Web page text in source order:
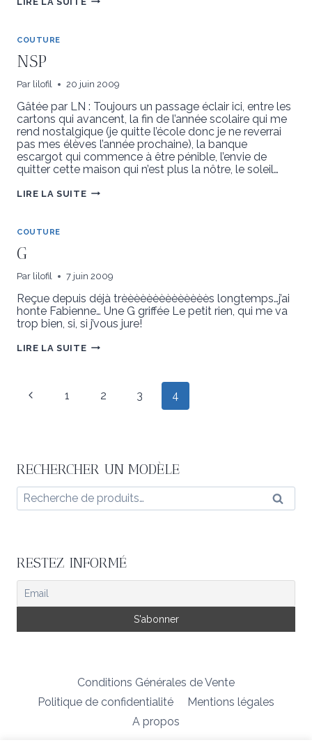
COUTURE
NSP
Par lilofil 20 juin 2009
Gâtée par LN : Toujours un passage éclair ici, entre les
cartons qui avancent, la fin de l’année scolaire qui me
rend nostalgique (je quitte l’école donc je ne reverrai
pas mes élèves l’année prochaine), la banque
escargot qui commence à être pénible, l’envie de
quitter cette maison qui n’est plus la nôtre, le soleil…
LIRE LA SUITENSP
COUTURE
G
Par lilofil 7 juin 2009
Reçue depuis déjà trèèèèèèèèèèèèèès longtemps…j’ai
honte Fabienne… Une G griffée Le petit rien, qui me va
trop bien, si, si j’vous jure!
LIRE LA SUITEG
Navigation
Page
1 2 3 4
RECHERCHER UN MODÈLE
Recherche
pour :
RESTEZ INFORMÉ
Conditions Générales de Vente
Politique de confidentialité
Mentions légales
A propos